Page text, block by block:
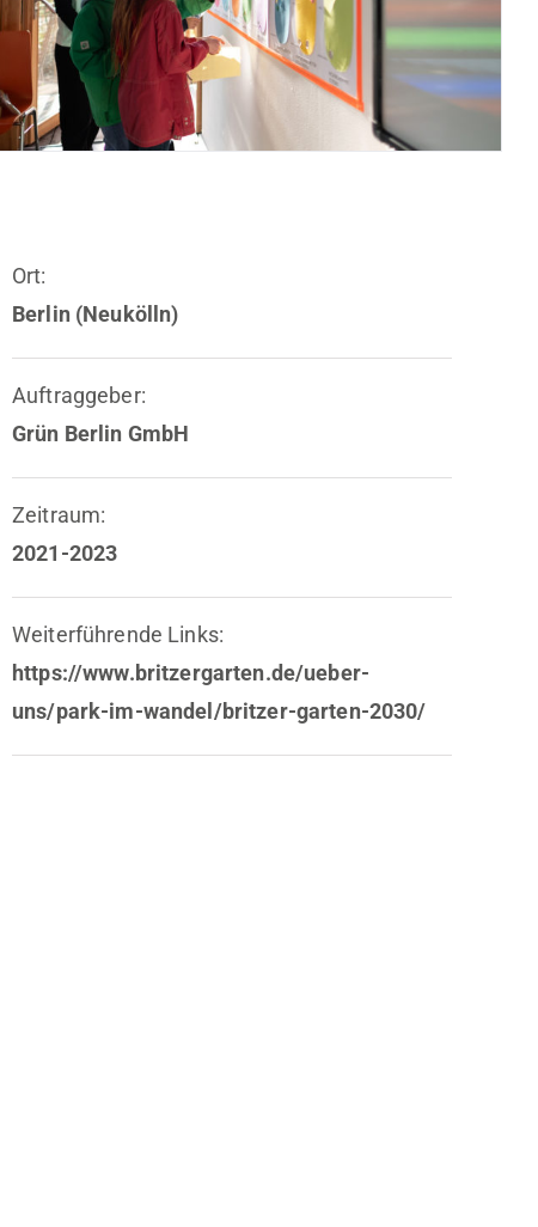
Ort:
Berlin (Neukölln)
Auftraggeber:
Grün Berlin GmbH
Zeitraum:
2021-2023
Weiterführende Links:
https://www.britzergarten.de/ueber-
uns/park-im-wandel/britzer-garten-2030/